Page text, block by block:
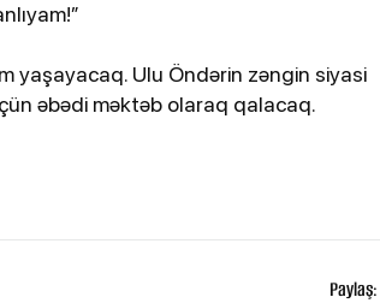
yaşayacaq. Ulu Öndərin zəngin siyasi
əbədi məktəb olaraq qalacaq.
Paylaş: